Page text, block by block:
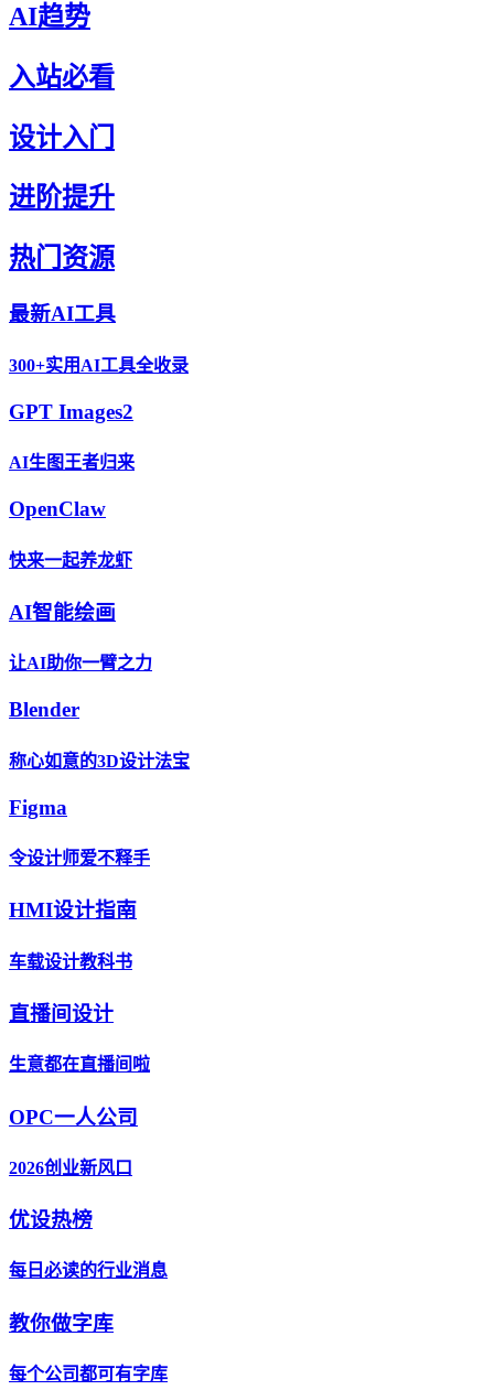
AI趋势
入站必看
设计入门
进阶提升
热门资源
最新AI工具
300+实用AI工具全收录
GPT Images2
AI生图王者归来
OpenClaw
快来一起养龙虾
AI智能绘画
让AI助你一臂之力
Blender
称心如意的3D设计法宝
Figma
令设计师爱不释手
HMI设计指南
车载设计教科书
直播间设计
生意都在直播间啦
OPC一人公司
2026创业新风口
优设热榜
每日必读的行业消息
教你做字库
每个公司都可有字库